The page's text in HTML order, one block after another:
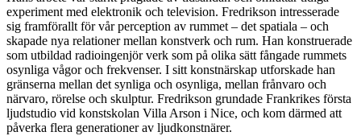
experiment med elektronik och television. Fredrikson intresserade
sig framförallt för vår perception av rummet – det spatiala – och
skapade nya relationer mellan konstverk och rum. Han konstruerade
som utbildad radioingenjör verk som på olika sätt fångade rummets
osynliga vågor och frekvenser. I sitt konstnärskap utforskade han
gränserna mellan det synliga och osynliga, mellan frånvaro och
närvaro, rörelse och skulptur. Fredrikson grundade Frankrikes första
ljudstudio vid konstskolan Villa Arson i Nice, och kom därmed att
påverka flera generationer av ljudkonstnärer.